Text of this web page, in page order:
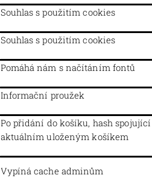
Souhlas s použitím cookies
Souhlas s použitím cookies
Pomáhá nám s načítáním fontů
Informační proužek
Po přidání do košíku, hash
aktuálním uloženým košíkem
Vypíná cache adminům